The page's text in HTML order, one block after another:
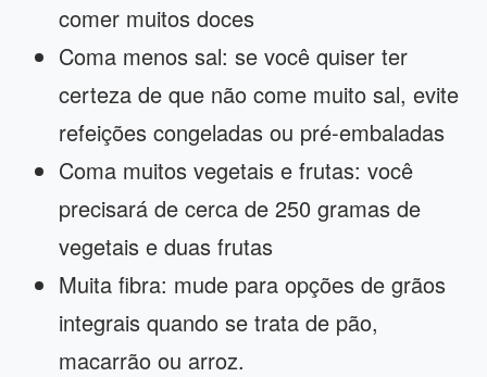
comer muitos doces
Coma menos sal: se você quiser ter
certeza de que não come muito sal, evite
refeições congeladas ou pré-embaladas
Coma muitos vegetais e frutas: você
precisará de cerca de 250 gramas de
vegetais e duas frutas
Muita fibra: mude para opções de grãos
integrais quando se trata de pão,
macarrão ou arroz.